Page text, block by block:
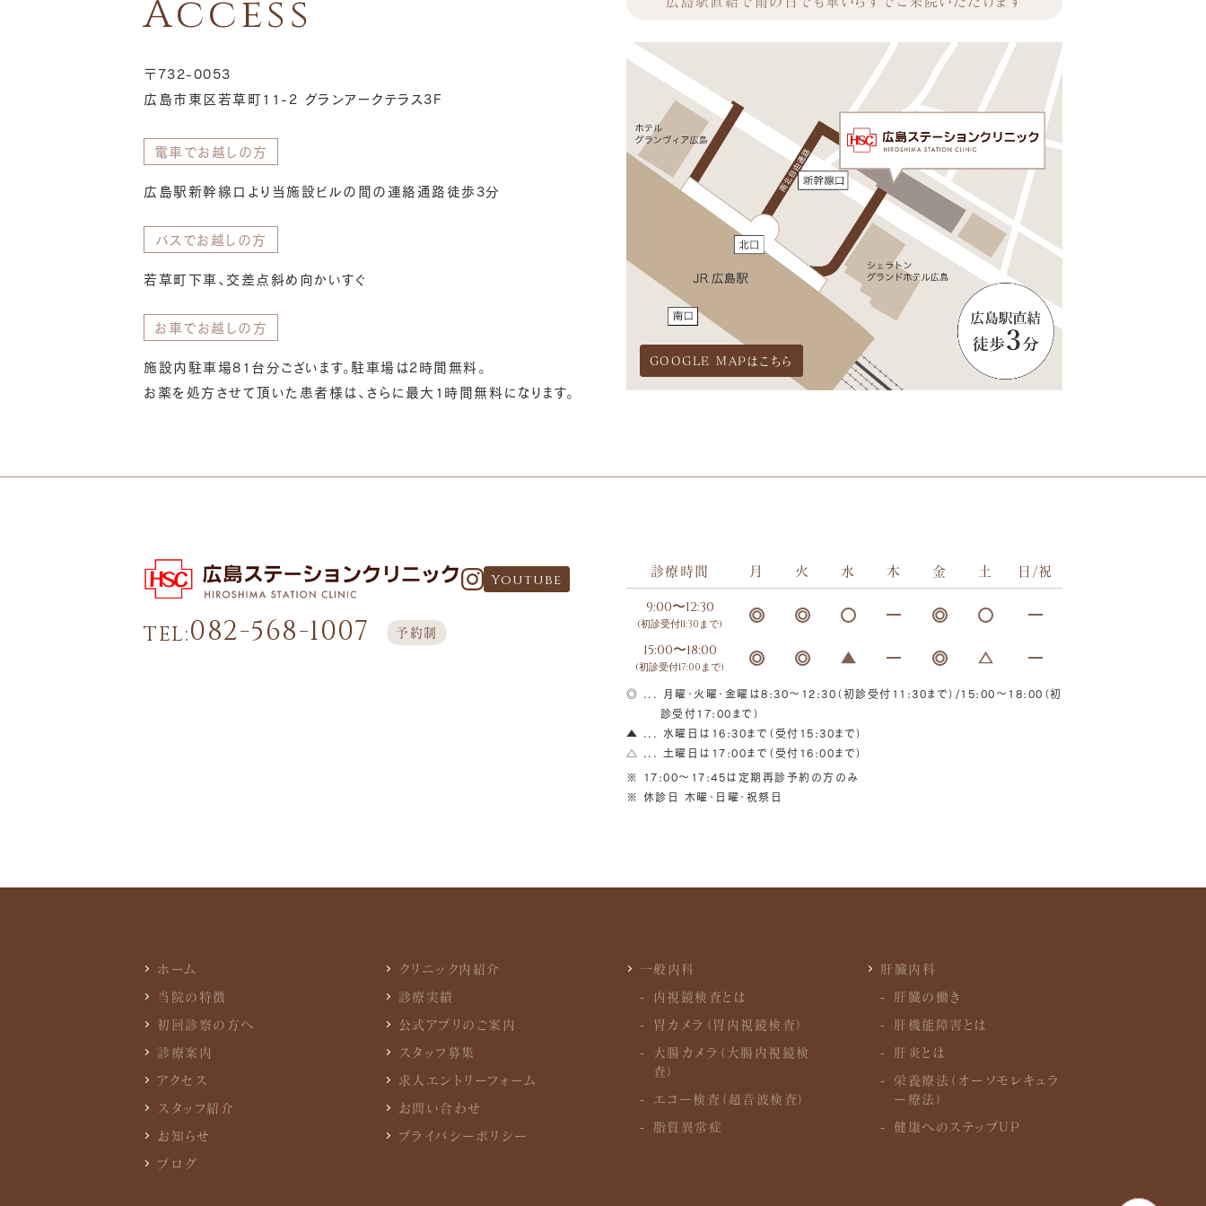
Access
〒732-0053
広島市東区若草町11-2 グランアークテラス3F
電車でお越しの方
広島駅新幹線口より当施設ビルの間の連絡通路徒歩3分
バスでお越しの方
若草町下車、交差点斜め向かいすぐ
お車でお越しの方
施設内駐車場81台分ございます。駐車場は2時間無料。
お薬を処方させて頂いた患者様は、さらに最大1時間無料になります。
GOOGLE MAPはこちら
Youtube
TEL:082-568-1007 予約制
診療時間 月 火 水 木 金 土 日/祝
9:00〜12:30
(初診受付11:30まで)
15:00〜18:00
(初診受付17:00まで)
◎ ... 月曜・火曜・金曜は8:30～12:30（初診受付11:30まで）/15:00～18:00（初
診受付17:00まで）
▲ ... 水曜日は16:30まで（受付15:30まで）
△ ... 土曜日は17:00まで（受付16:00まで）
※ 17:00〜17:45は定期再診予約の方のみ
※ 休診日 木曜・日曜・祝祭日
ホーム
当院の特徴
初回診察の方へ
診療案内
アクセス
スタッフ紹介
お知らせ
ブログ
クリニック内紹介
診療実績
公式アプリのご案内
スタッフ募集
求人エントリーフォーム
お問い合わせ
プライバシーポリシー
一般内科
内視鏡検査とは
胃カメラ（胃内視鏡検査）
大腸カメラ（大腸内視鏡検
査）
エコー検査（超音波検査）
脂質異常症
肝臓内科
肝臓の働き
肝機能障害とは
肝炎とは
栄養療法（オーソモレキュラ
ー療法）
健康へのステップUP